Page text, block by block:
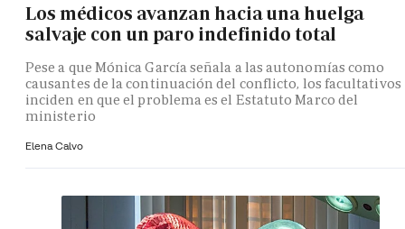
Los médicos avanzan hacia una huelga
salvaje con un paro indefinido total
Pese a que Mónica García señala a las autonomías como
causantes de la continuación del conflicto, los facultativos
inciden en que el problema es el Estatuto Marco del
ministerio
Elena Calvo